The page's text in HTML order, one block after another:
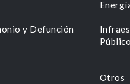
y Defunción
Otros